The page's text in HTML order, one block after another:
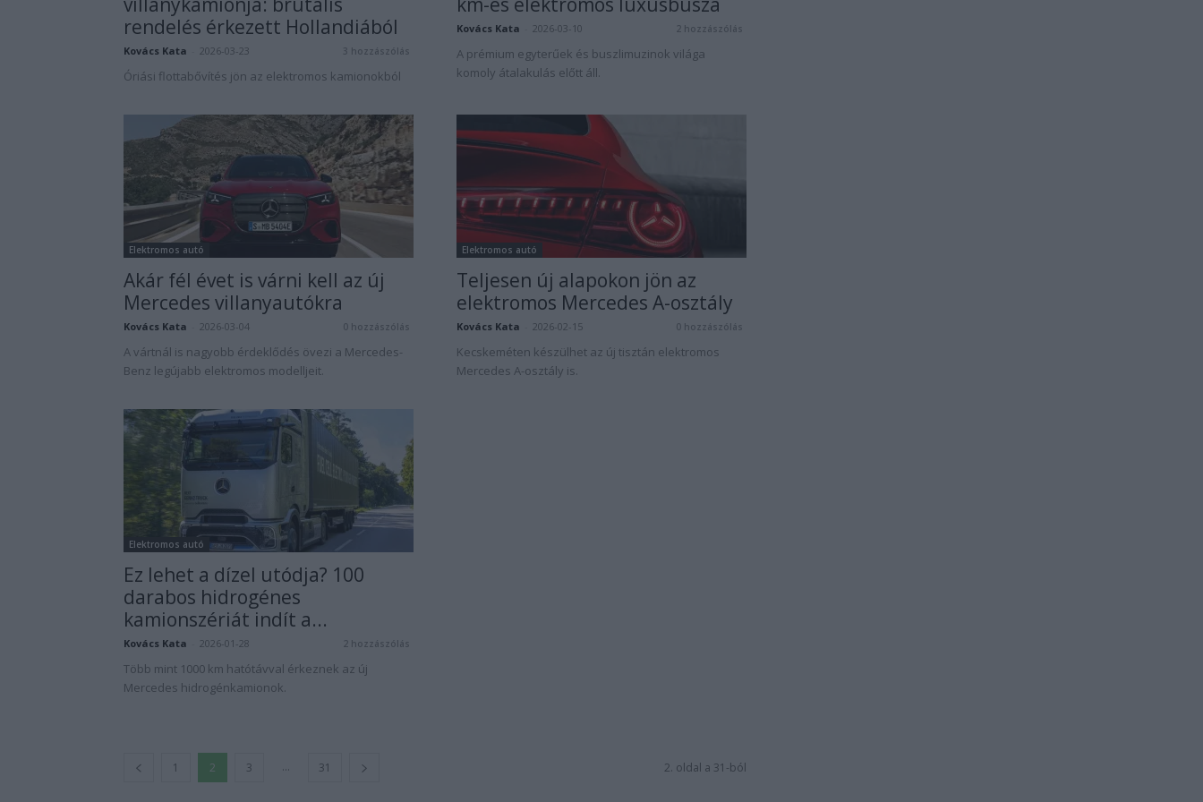
rendelés érkezett Hollandiából
Kovács Kata 2026-03-23 3 hozzászólás
Óriási flottabővítés jön az elektromos kamionokból
Kovács Kata 2026-03-10 2 hozzászólás
A prémium egyterűek és buszlimuzinok világa
komoly átalakulás előtt áll.
Elektromos autó
Akár fél évet is várni kell az új
Mercedes villanyautókra
Kovács Kata 2026-03-04 0 hozzászólás
A vártnál is nagyobb érdeklődés övezi a Mercedes-
Benz legújabb elektromos modelljeit.
Elektromos autó
Teljesen új alapokon jön az
elektromos Mercedes A-osztály
Kovács Kata 2026-02-15 0 hozzászólás
Kecskeméten készülhet az új tisztán elektromos
Mercedes A-osztály is.
Elektromos autó
Ez lehet a dízel utódja? 100
darabos hidrogénes
kamionszériát indít a...
Kovács Kata 2026-01-28 2 hozzászólás
Több mint 1000 km hatótávval érkeznek az új
Mercedes hidrogénkamionok.
1 2 3 ... 31 2. oldal a 31-ból